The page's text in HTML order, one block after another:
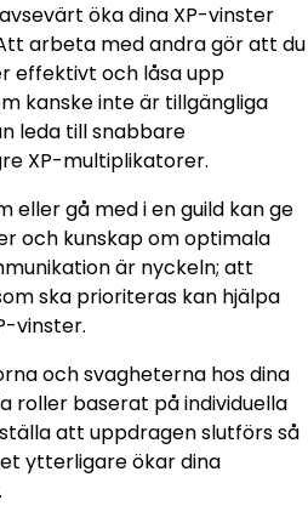
öka dina XP-vinster
arbeta med andra gör att du
effektivt och låsa upp
kanske inte är tillgängliga
leda till snabbare
XP-multiplikatorer.
gå med i en guild kan ge
och kunskap om optimala
är nyckeln; att
ska prioriteras kan hjälpa
vinster.
och svagheterna hos dina
roller baserat på individuella
att uppdragen slutförs så
ytterligare ökar dina